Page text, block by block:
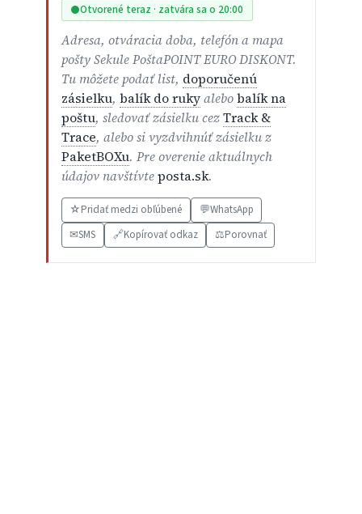
Otvorené teraz · zatvára sa o 20:00
Adresa, otváracia doba, telefón a mapa
pošty Sekule PoštaPOINT EURO DISKONT.
Tu môžete podať list, doporučenú
zásielku, balík do rukyalebobalík na
poštu, sledovať zásielku cezTrack &
Trace, alebo si vyzdvihnúť zásielku z
PaketBOXu. Pre overenie aktuálnych
údajov navštívteposta.sk.
☆Pridať medzi obľúbené 💬WhatsApp
✉SMS 🔗Kopírovať odkaz ⚖️Porovnať